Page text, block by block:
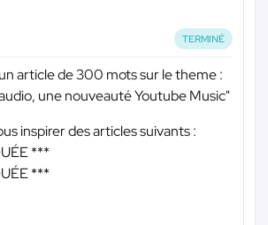
TERMINÉ
article de 300 mots sur le theme :
une nouveauté Youtube Music"
inspirer des articles suivants :
***
***